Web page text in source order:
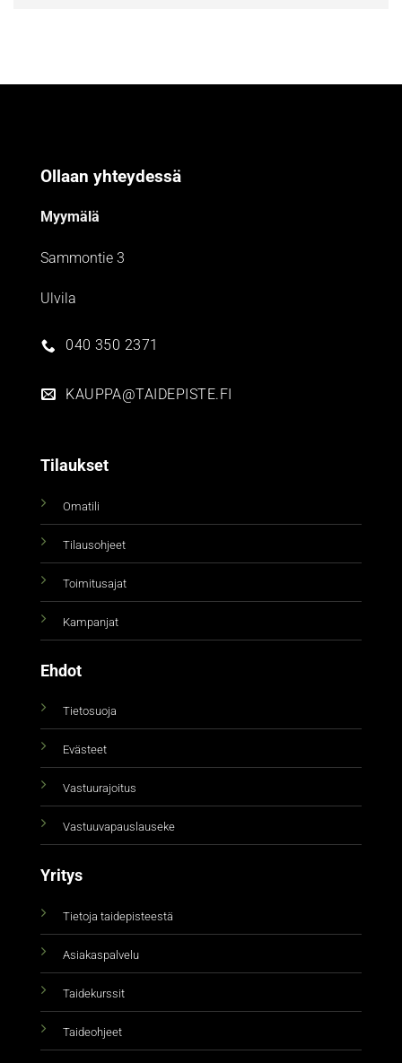
Ollaan yhteydessä
Myymälä
Sammontie 3
Ulvila
040 350 2371
KAUPPA@TAIDEPISTE.FI
Tilaukset
Omatili
Tilausohjeet
Toimitusajat
Kampanjat
Ehdot
Tietosuoja
Evästeet
Vastuurajoitus
Vastuuvapauslauseke
Yritys
Tietoja taidepisteestä
Asiakaspalvelu
Taidekurssit
Taideohjeet